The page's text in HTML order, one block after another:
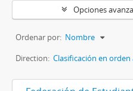
Opciones
Ordenar por: Nombre
Direction: Clasificación en